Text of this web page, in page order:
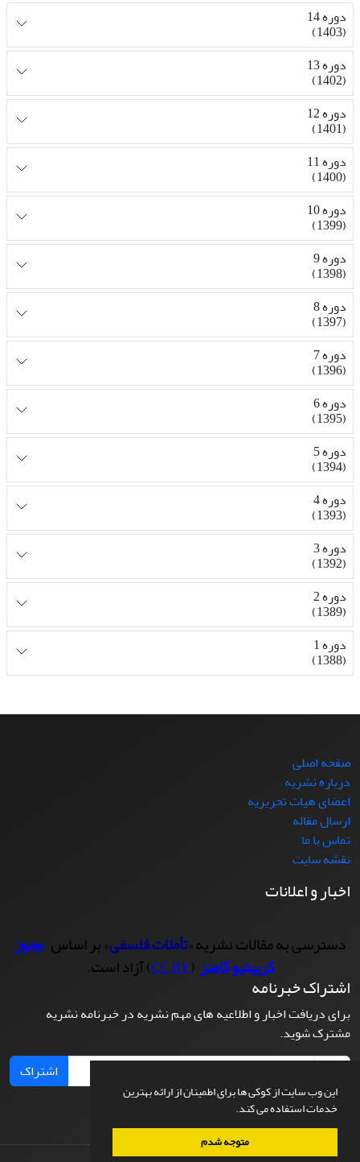
این وب سایت از کوکی ها برای اطمینان از ارائه بهترین
خدمات استفاده می کند.
متوجه شدم
دوره 14
(1403)
دوره 13
(1402)
دوره 12
(1401)
دوره 11
(1400)
دوره 10
(1399)
دوره 9
(1398)
دوره 8
(1397)
دوره 7
(1396)
دوره 6
(1395)
دوره 5
(1394)
دوره 4
(1393)
دوره 3
(1392)
دوره 2
(1389)
دوره 1
(1388)
صفحه اصلی
درباره نشریه
اعضای هیات تحریریه
ارسال مقاله
تماس با ما
نقشه سایت
اخبار و اعلانات
دسترسی به مقالات نشریه «تأملات فلسفی» بر اساس مجوز
کرییتیو کامنز(
CC BY) آزاد است.
اشتراک خبرنامه
برای دریافت اخبار و اطلاعیه های مهم نشریه در خبرنامه نشریه
مشترک شوید.
اشتراک